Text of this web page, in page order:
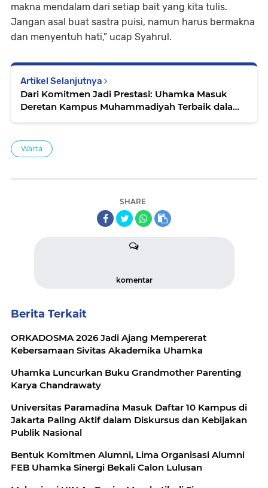
makna mendalam dari setiap bait yang kita tulis.
Jangan asal buat sastra puisi, namun harus bermakna
dan menyentuh hati,” ucap Syahrul.
Artikel Selanjutnya
Dari Komitmen Jadi Prestasi: Uhamka Masuk
Deretan Kampus Muhammadiyah Terbaik dalam
Warta
SHARE
komentar
Berita Terkait
ORKADOSMA 2026 Jadi Ajang Mempererat
Kebersamaan Sivitas Akademika Uhamka
Uhamka Luncurkan Buku Grandmother Parenting
Karya Chandrawaty
Universitas Paramadina Masuk Daftar 10 Kampus di
Jakarta Paling Aktif dalam Diskursus dan Kebijakan
Publik Nasional
Bentuk Komitmen Alumni, Lima Organisasi Alumni
FEB Uhamka Sinergi Bekali Calon Lulusan